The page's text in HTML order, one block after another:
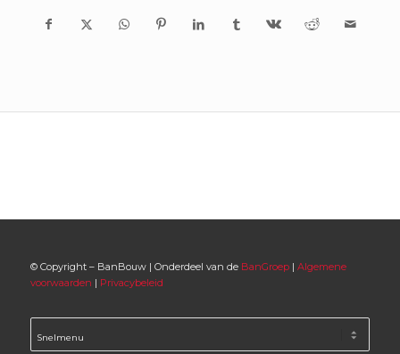
© Copyright – BanBouw | Onderdeel van de BanGroep| Algemene
voorwaarden | Privacybeleid